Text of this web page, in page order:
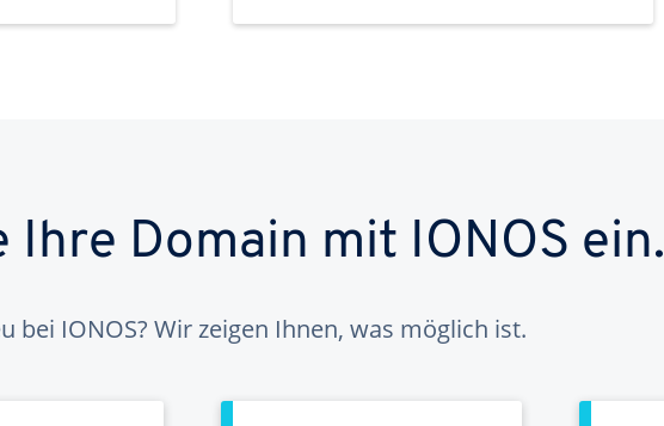
Ihre Domain mit IONOS ein.
bei IONOS? Wir zeigen Ihnen, was möglich ist.